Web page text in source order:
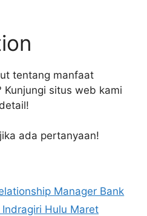
tentang manfaat
situs web kami
ada pertanyaan!
Manager Bank
Hulu Maret